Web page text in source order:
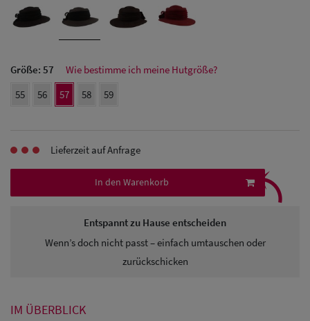
Herren
Herren UV-
Schutz Caps
Herren
Sonnenschilder
& Visoren
Größe: 57
Wie bestimme ich meine Hutgröße?
55
56 57 58 59
Lieferzeit auf Anfrage
In den Warenkorb
Entspannt zu Hause entscheiden
Wenn’s doch nicht passt – einfach umtauschen oder
zurückschicken
⤹
IM ÜBERBLICK